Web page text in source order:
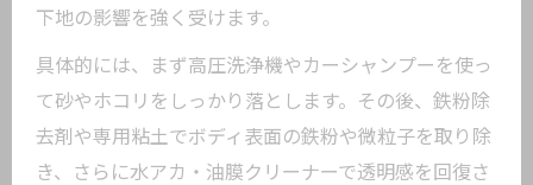
下地の影響を強く受けます。
具体的には、まず高圧洗浄機やカーシャンプーを使っ
て砂やホコリをしっかり落とします。その後、鉄粉除
去剤や専用粘土でボディ表面の鉄粉や微粒子を取り除
き、さらに水アカ・油膜クリーナーで透明感を回復さ